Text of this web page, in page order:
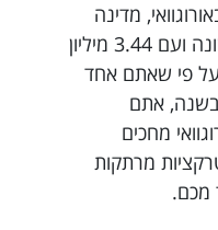
מדינה
מרהיבה מדינה עם אווירה שונה ועם 3.44 מיליון
על פי שאתם אחד
בשנה, אתם
מחכים
מרתקות
מכם.